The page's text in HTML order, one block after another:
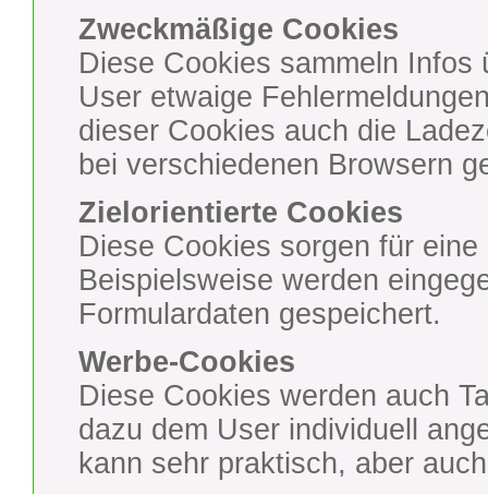
Zweckmäßige Cookies
Diese Cookies sammeln
User etwaige
dieser Cookies auch die
bei verschiedenen Browsern
Zielorientierte Cookies
Diese Cookies sorgen für
Beispielsweise werden
Formulardaten gespeichert.
Werbe-Cookies
Diese Cookies werden auch
dazu dem User individuell
kann sehr praktisch, aber